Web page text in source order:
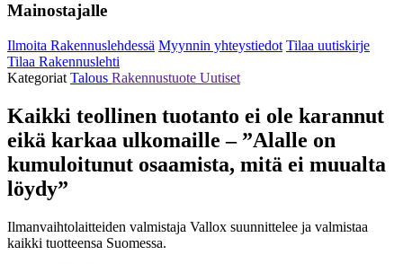
Mainostajalle
Ilmoita Rakennuslehdessä Myynnin yhteystiedot Tilaa uutiskirje
Tilaa Rakennuslehti
Kategoriat Talous Rakennustuote Uutiset
Kaikki teollinen tuotanto ei ole karannut
eikä karkaa ulkomaille – ”Alalle on
kumuloitunut osaamista, mitä ei muualta
löydy”
Ilmanvaihtolaitteiden valmistaja Vallox suunnittelee ja valmistaa
kaikki tuotteensa Suomessa.